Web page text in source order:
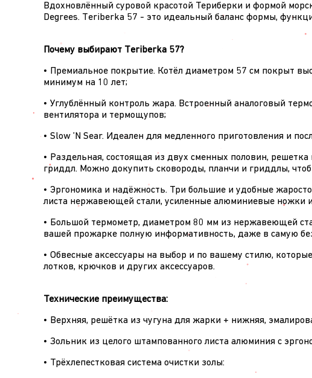
Вдохновлённый суровой красотой Териберки и формой
Degrees. Teriberka 57 - это идеальный баланс формы,
Почему выбирают Teriberka 57?
• Премиальное покрытие. Котёл диаметром 57 см покрыт
минимум на 10 лет;
• Углублённый контроль жара. Встроенный аналоговый
вентилятора и термощупов;
• Slow ’N Sear. Идеален для медленного приготовления и
• Раздельная, состоящая из двух сменных половин,
гриддл. Можно докупить сковороды, планчи и гриддлы,
• Эргономика и надёжность. Три большие и удобные
листа нержавеющей стали, усиленные алюминиевые ножки
• Большой термометр, диаметром 80 мм из нержавеющей
вашей прожарке полную информативность, даже в самую
• Обвесные аксессуары на выбор и по вашему стилю,
лотков, крючков и других аксессуаров.
Технические преимущества:
• Верхняя, решётка из чугуна для жарки + нижняя,
• Зольник из целого штампованного листа алюминия с
• Трёхлепестковая система очистки золы: